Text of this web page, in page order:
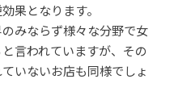
果となります。
みならず様々な分野で女
言われていますが、その
いないお店も同様でしょ